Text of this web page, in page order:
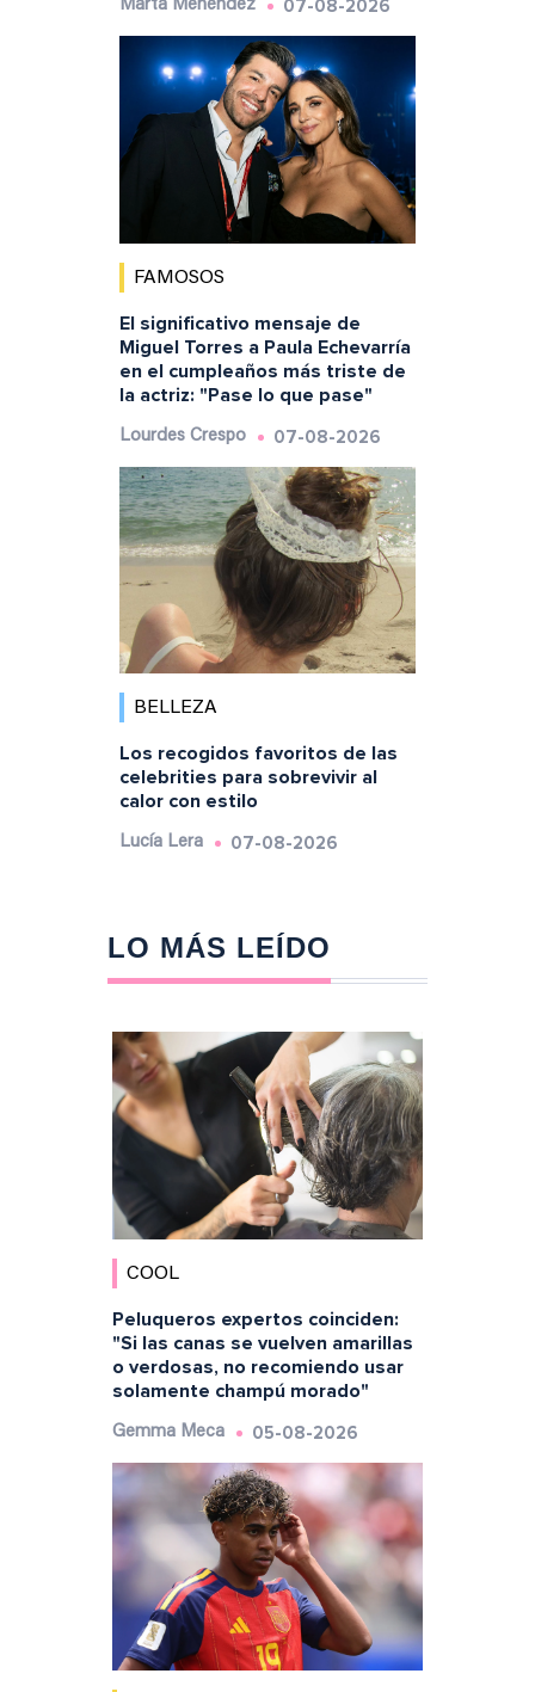
Marta Menéndez 07-08-2026
FAMOSOS
El significativo mensaje de
Miguel Torres a Paula Echevarría
en el cumpleaños más triste de
la actriz: "Pase lo que pase"
Lourdes Crespo 07-08-2026
BELLEZA
Los recogidos favoritos de las
celebrities para sobrevivir al
calor con estilo
Lucía Lera 07-08-2026
LO MÁS LEÍDO
COOL
Peluqueros expertos coinciden:
"Si las canas se vuelven amarillas
o verdosas, no recomiendo usar
solamente champú morado"
Gemma Meca 05-08-2026